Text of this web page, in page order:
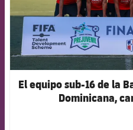
El equipo sub-16 de la
Dominicana,